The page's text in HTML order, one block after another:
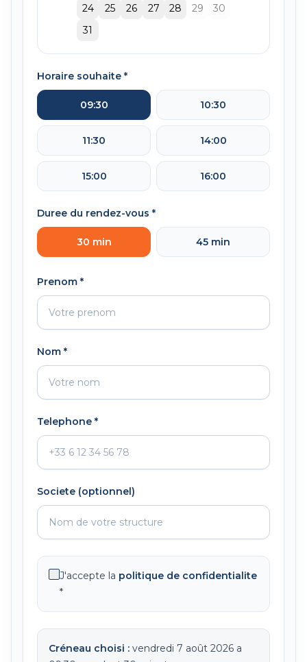
24
25 26 27 28 29
30
31
Horaire souhaite *
09:30 10:30
11:30 14:00
15:00 16:00
Duree du rendez-vous *
30 min 45 min
Prenom *
Nom *
Telephone *
Societe (optionnel)
J'accepte la politique de confidentialite
*
Créneau choisi : vendredi 7 août 2026 a